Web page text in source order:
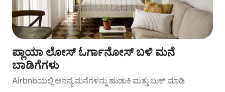
ಪ್ಲಾಯಾ ಲೋಸ್ ಓರ್ಗಾನೋಸ್ ಬಳಿ ಮನೆ
ಬಾಡಿಗೆಗಳು
Airbnbಯಲ್ಲಿ ಅನನ್ಯ ಮನೆಗಳನ್ನು ಹುಡುಕಿ ಮತ್ತು ಬುಕ್ ಮಾಡಿ